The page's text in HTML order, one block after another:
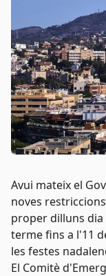
Avui mateix el
noves
proper dilluns dia
terme fins a l'11
les festes
El Comitè